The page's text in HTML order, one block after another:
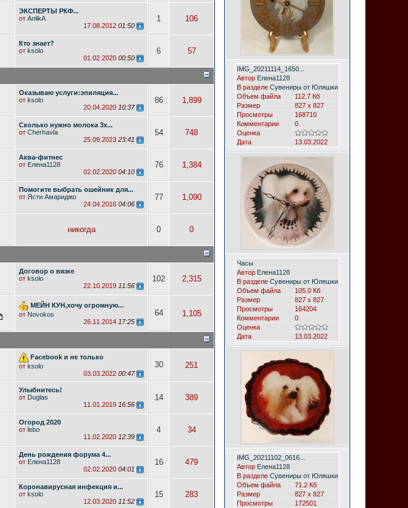
IMG_20211114_1650...
Автор Елена1128
В разделе Сувениры от Юляшки
Объем файла
112.7 Кб
Размер
827 x 827
Просмотры
168710
Комментарии
0
Оценка
Дата
13.03.2022
Часы
Автор Елена1128
В разделе Сувениры от Юляшки
Объем файла
105.0 Кб
Размер
827 x 827
Просмотры
164204
Комментарии
0
Оценка
Дата
13.03.2022
IMG_20211102_0616...
Автор Елена1128
В разделе Сувениры от Юляшки
Объем файла
71.2 Кб
Размер
827 x 827
Просмотры
172501
ЭКСПЕРТЫ РКФ...
от AnlikA
17.08.2012 01:50
1 106
Кто знает?
от ksolo
01.02.2020 00:50
6 57
Оказываю услуги:эпиляция...
от ksolo
20.04.2020 10:37
86 1,899
Сколько нужно молока 3х...
от Cherhavla
25.09.2023 23:41
54 748
Аква-фитнес
от Елена1128
02.02.2020 04:10
76 1,384
Помогите выбрать ошейник для...
от Ясти Амариджо
24.04.2016 04:06
77 1,090
никогда 0 0
Договор о вязке
от ksolo
22.10.2019 11:56
102 2,315
МЕЙН КУН,хочу огромную...
от Novokos
26.11.2014 17:25
64 1,105
Facebook и не только
от ksolo
03.03.2022 00:47
30 251
Улыбнитесь!
от Duglas
11.01.2019 16:56
14 389
Огород 2020
от lebo
11.02.2020 12:39
4 34
День рождения форума 4...
от Елена1128
02.02.2020 04:01
16 479
Коронавирусная инфекция и...
от ksolo
12.03.2020 11:52
15 283